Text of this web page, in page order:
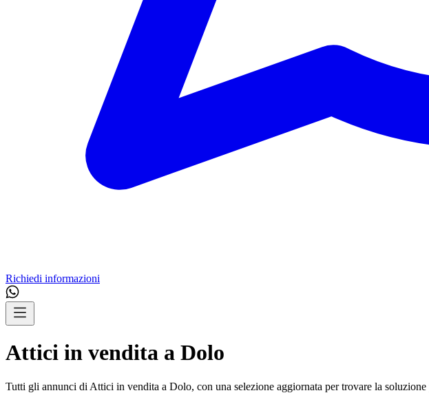
Richiedi informazioni
Attici in vendita a Dolo
Tutti gli annunci di Attici in vendita a Dolo, con una selezione aggiornata per trovare la soluzione